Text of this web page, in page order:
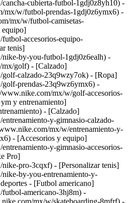
cubierta-futbol-1gdj0z8yh10) -
mx/w/futbol-prendas-1gdj0z6ymx6) -
mx/w/futbol-camisetas-
equipo]
accesorios-equipo-
tenis]
by-you-futbol-1gdj0z6ealh) -
golf) - [Calzado]
calzado-23q9wzy7ok) - [Ropa]
prendas-23q9wz6ymx6) -
mx/w/golf-accesorios-
y entrenamiento]
- [Calzado]
y-gimnasio-calzado-
mx/w/entrenamiento-y-
- [Accesorios y equipo]
y-gimnasio-accesorios-
Pro]
pro-3cqxf) - [Personalizar tenis]
by-you-entrenamiento-y-
- [Futbol americano]
americano-3hj8m) -
mx/w/skateboarding-8mfrf) -